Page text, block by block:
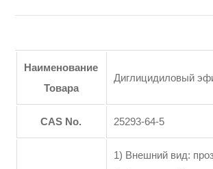
Наименование
Товара
Диглицидиловый
CAS No. 25293-64-5
1) Внешний вид: